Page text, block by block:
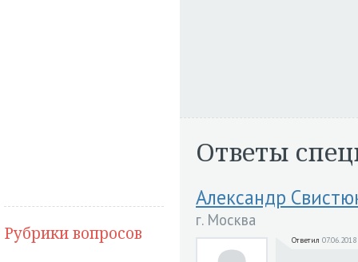
Рубрики вопросов
Ответы
Александр
г. Москва
Ответил